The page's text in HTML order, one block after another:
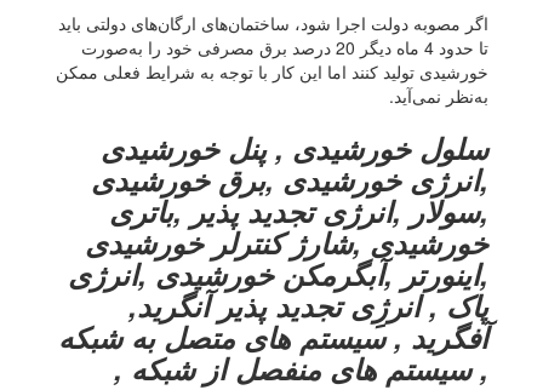
اگر مصوبه دولت اجرا شود، ساختمان‌های ارگان‌های دولتی باید
تا حدود 4 ماه دیگر 20 درصد برق مصرفی خود را به‌صورت
خورشیدی تولید کنند اما این کار با توجه به شرایط فعلی ممکن
به‌نظر نمی‌آید.
سلول خورشیدی , پنل خورشیدی
,انرژی خورشیدی ,برق خورشیدی
,سولار ,انرژی تجدید پذیر ,باتری
خورشیدی ,شارژ کنترلر خورشیدی
,اینورتر ,آبگرمکن خورشیدی ,انرژی
پاک , انرژِی تجدید پذیر آنگرید,
آفگرید , سیستم های متصل به شبکه
, سیستم های منفصل از شبکه ,